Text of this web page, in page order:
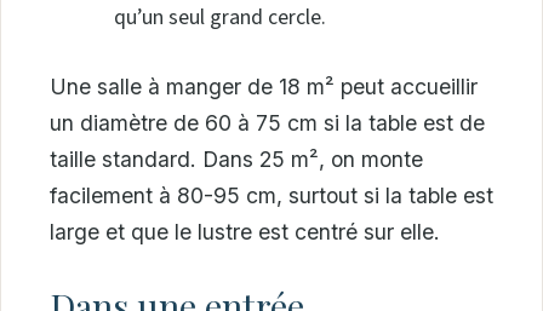
qu’un seul grand cercle.
Une salle à manger de 18 m² peut accueillir
un diamètre de 60 à 75 cm si la table est de
taille standard. Dans 25 m², on monte
facilement à 80-95 cm, surtout si la table est
large et que le lustre est centré sur elle.